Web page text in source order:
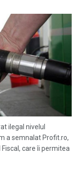
ilegal nivelul
a semnalat Profit.ro,
care îi permitea